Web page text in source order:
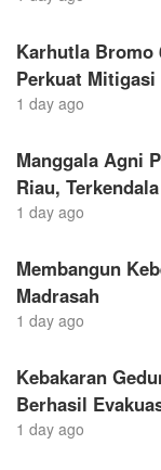
Karhutla Bromo
Perkuat Mitigasi
1 day ago
Manggala Agni
Riau,
1 day ago
Membangun
Madrasah
1 day ago
Kebakaran
Berhasil
1 day ago